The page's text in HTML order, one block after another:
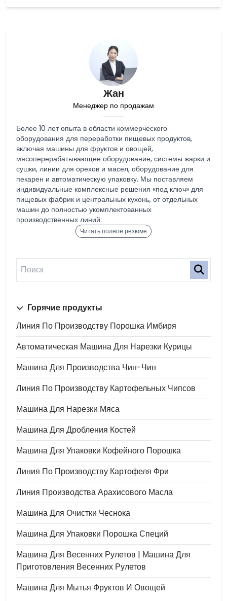
Жан
Менеджер по продажам
Более 10 лет опыта в области коммерческого
оборудования для переработки пищевых продуктов,
включая машины для фруктов и овощей,
мясоперерабатывающее оборудование, системы жарки и
сушки, линии для орехов и масел, оборудование для
пекарен и автоматическую упаковку. Мы поставляем
индивидуальные комплексные решения «под ключ» для
пищевых фабрик и центральных кухонь, от отдельных
машин до полностью укомплектованных
производственных линий.
Читать полное резюме
Горячие продукты
Линия По Производству Порошка Имбиря
Автоматическая Машина Для Нарезки Курицы
Машина Для Производства Чин-Чин
Линия По Производству Картофельных Чипсов
Машина Для Нарезки Мяса
Машина Для Дробления Костей
Машина Для Упаковки Кофейного Порошка
Линия По Производству Картофеля Фри
Линия Производства Арахисового Масла
Машина Для Очистки Чеснока
Машина Для Упаковки Порошка Специй
Машина Для Весенних Рулетов | Машина Для
Приготовления Весенних Рулетов
Машина Для Мытья Фруктов И Овощей